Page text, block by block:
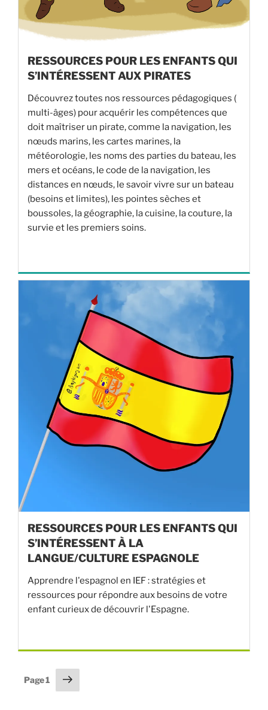
RESSOURCES POUR LES ENFANTS QUI
S’INTÉRESSENT AUX PIRATES
Découvrez toutes nos ressources pédagogiques (
multi-âges) pour acquérir les compétences que
doit maîtriser un pirate, comme la navigation, les
nœuds marins, les cartes marines, la
météorologie, les noms des parties du bateau, les
mers et océans, le code de la navigation, les
distances en nœuds, le savoir vivre sur un bateau
(besoins et limites), les pointes sèches et
boussoles, la géographie, la cuisine, la couture, la
survie et les premiers soins.
RESSOURCES POUR LES ENFANTS QUI
S’INTÉRESSENT À LA
LANGUE/CULTURE ESPAGNOLE
Apprendre l'espagnol en IEF : stratégies et
ressources pour répondre aux besoins de votre
enfant curieux de découvrir l'Espagne.
Pagination
Page1
Page
suivante